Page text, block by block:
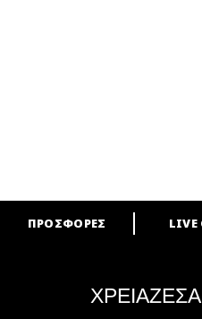
ARE YOU A M·A·C
ΠΡΟΣΦΟΡΕΣ LIVE